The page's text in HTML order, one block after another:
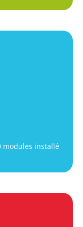
modules installé